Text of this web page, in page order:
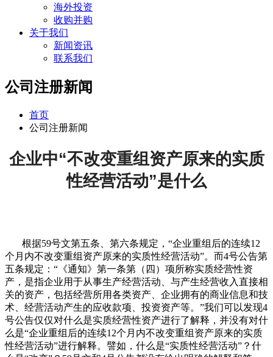
海外投资
收购并购
关于我们
新闻资讯
联系我们
公司注册新闻
首页
公司注册新闻
企业中“不改变重组资产原来的实质
性经营活动”是什么
根据59号文第五条、第六条规定，“企业重组后的连续12
个月内不改变重组资产原来的实质性经营活动”。而4号公告第
五条规定：“《通知》第一条第（四）项所称实质经营性资
产，是指企业用于从事生产经营活动、与产生经营收入直接相
关的资产，包括经营所用各类资产、企业拥有的商业信息和技
术、经营活动产生的应收款项、投资资产等。”我们可以发现4
号公告仅仅对什么是实质经营性资产进行了解释，并没有对什
么是“企业重组后的连续12个月内不改变重组资产原来的实质
性经营活动”进行解释。譬如，什么是“实质性经营活动”？什